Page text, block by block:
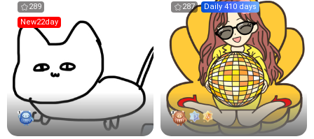
289
New22day
287 Daily 410 days